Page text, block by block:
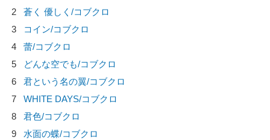
2
蒼く 優しく/コブクロ
3
コイン/コブクロ
4
蕾/コブクロ
5
どんな空でも/コブクロ
6
君という名の翼/コブクロ
7
WHITE DAYS/コブクロ
8
君色/コブクロ
9
水面の蝶/コブクロ